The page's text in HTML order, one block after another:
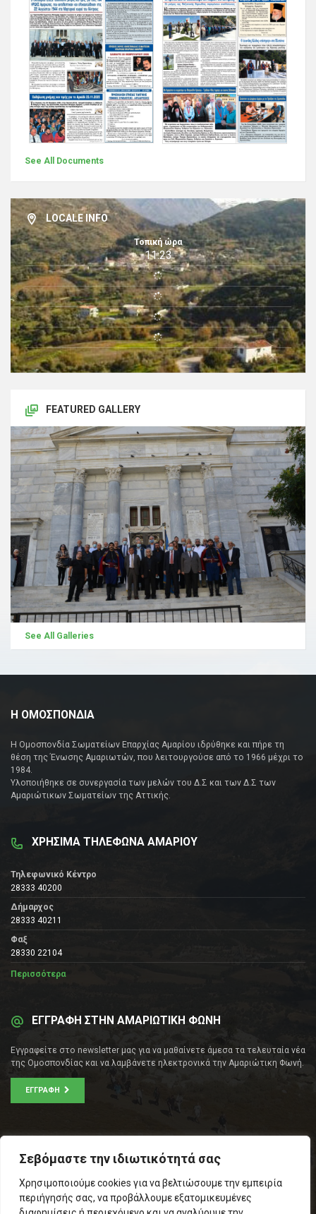
Σεβόμαστε την ιδιωτικότητά σας
Χρησιμοποιούμε cookies για να βελτιώσουμε την εμπειρία
περιήγησής σας, να προβάλλουμε εξατομικευμένες
See All Documents
LOCALE INFO
Τοπική ώρα
11:23
FEATURED GALLERY
See All Galleries
Η ΟΜΟΣΠΟΝΔΙΑ
Η Ομοσπονδία Σωματείων Επαρχίας Αμαρίου ιδρύθηκε και πήρε τη
θέση της Ένωσης Αμαριωτών, που λειτουργούσε από το 1966 μέχρι το
1984.
Υλοποιήθηκε σε συνεργασία των μελών του Δ.Σ και των Δ.Σ των
Αμαριώτικων Σωματείων της Αττικής.
ΧΡΗΣΙΜΑ ΤΗΛΕΦΩΝΑ ΑΜΑΡΙΟΥ
Τηλεφωνικό Κέντρο
28333 40200
Δήμαρχος
28333 40211
Φαξ
28330 22104
Περισσότερα
ΕΓΓΡΑΦΗ ΣΤΗΝ ΑΜΑΡΙΩΤΙΚΗ ΦΩΝΗ
Εγγραφείτε στο newsletter μας για να μαθαίνετε άμεσα τα τελευταία νέα
της Ομοσπονδίας και να λαμβάνετε ηλεκτρονικά την Αμαριώτικη Φωνή.
ΕΓΓΡΑΦΉ
Τ.Κ.: 105 53
Τηλ. – Fax: 210 33 14 346